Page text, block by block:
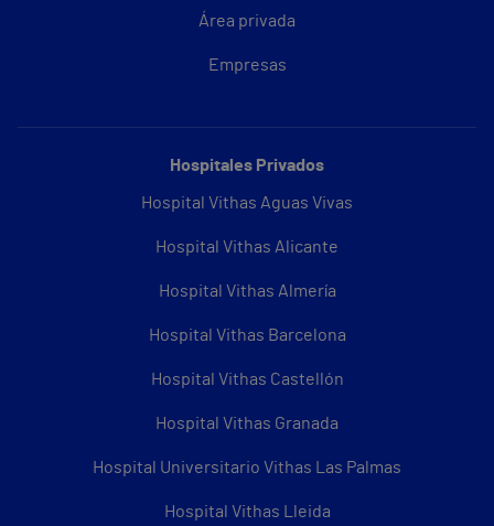
Área privada
Empresas
Hospitales Privados
Hospital Vithas Aguas Vivas
Hospital Vithas Alicante
Hospital Vithas Almería
Hospital Vithas Barcelona
Hospital Vithas Castellón
Hospital Vithas Granada
Hospital Universitario Vithas Las Palmas
Hospital Vithas Lleida